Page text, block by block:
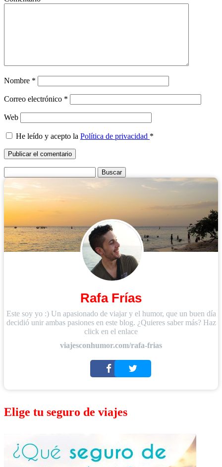
Nombre *
Correo electrónico *
Web
He leído y acepto la Política de privacidad *
Rafa Frías
Este soy yo :) Un apasionado de viajar y el humor, que un buen día
decidió unir ambas pasiones en este blog. ¿Quieres saber más? Haz
click en el enlace
viajesconhumor.com/rafa-frias
Elige tu seguro de viajes